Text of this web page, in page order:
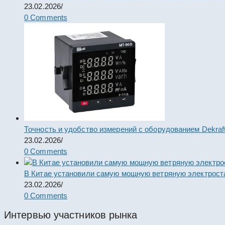
23.02.2026/
0 Comments
Точность и удобство измерений с оборудованием
23.02.2026/
0 Comments
В Китае установили самую мощную ветряную
23.02.2026/
0 Comments
Интервью участников рынка